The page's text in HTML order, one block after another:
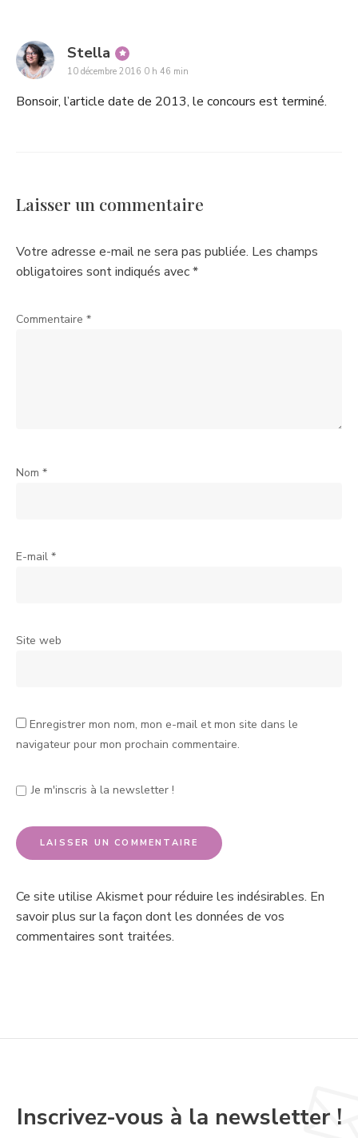
Stella says:
10 décembre 2016 0 h 46 min
Bonsoir, l’article date de 2013, le concours est terminé.
Laisser un commentaire
Votre adresse e-mail ne sera pas publiée. Les champs
obligatoires sont indiqués avec*
Commentaire *
Nom *
E-mail *
Site web
Enregistrer mon nom, mon e-mail et mon site dans le
navigateur pour mon prochain commentaire.
Je m'inscris à la newsletter !
Ce site utilise Akismet pour réduire les indésirables. En
savoir plus sur la façon dont les données de vos
commentaires sont traitées.
Inscrivez-vous à la newsletter !